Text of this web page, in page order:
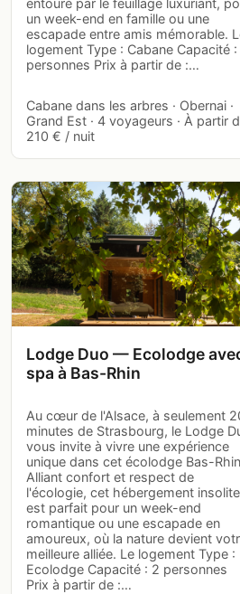
entouré par le feuillage luxuriant,
un week-end en famille ou une
escapade entre amis mémorable.
logement Type : Cabane Capacité
personnes Prix à partir de :…
Cabane dans les arbres · Obernai ·
Grand Est · 4 voyageurs · À partir
210 € / nuit
Lodge Duo — Ecolodge
spa à Bas-Rhin
Au cœur de l'Alsace, à seulement
minutes de Strasbourg, le Lodge
vous invite à vivre une expérience
unique dans cet écolodge Bas-
Alliant confort et respect de
l'écologie, cet hébergement insolite
est parfait pour un week-end
romantique ou une escapade en
amoureux, où la nature devient
meilleure alliée. Le logement Type :
Ecolodge Capacité : 2 personnes
Prix à partir de :…